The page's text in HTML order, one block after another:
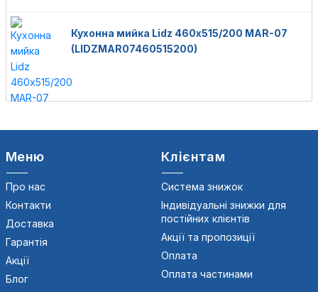
Кухонна мийка Lidz 460х515/200 MAR-07
(LIDZMAR07460515200)
Меню
Про нас
Контакти
Доставка
Гарантія
Акції
Блог
Клієнтам
Система знижок
Індивідуальні знижки для
постійних клієнтів
Акції та пропозиції
Оплата
Оплата частинами